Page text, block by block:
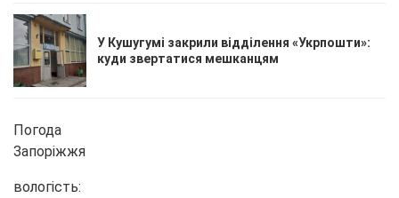
У Кушугумі закрили відділення «Укрпошти»:
куди звертатися мешканцям
Погода
Запоріжжя
вологість: